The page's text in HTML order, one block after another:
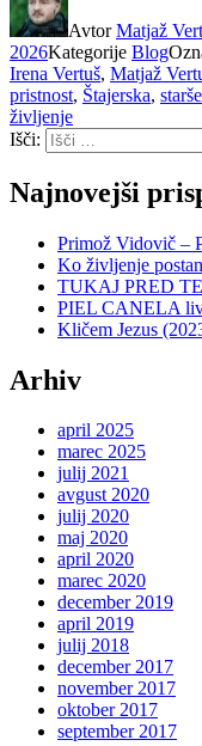
AvtorMatjaž
2026Kategorije Blog
Irena Vertuš, Matjaž
pristnost, Štajerska,
življenje
Išči:
Najnovejši
Primož Vidovič –
Ko življenje
TUKAJ PRED
PIEL CANELA
Kličem Jezus
Arhiv
april 2025
marec 2025
julij 2021
avgust 2020
julij 2020
maj 2020
april 2020
marec 2020
december 2019
april 2019
julij 2018
december 2017
november 2017
oktober 2017
september 2017